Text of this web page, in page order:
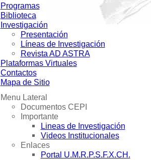
Programas
Biblioteca
Investigación
Presentación
Líneas de Investigación
Revista AD ASTRA
Plataformas Virtuales
Contactos
Mapa de Sitio
Menu Lateral
Documentos CEPI
Importante
Lineas de Investigación
Videos Institucionales
Enlaces
Portal U.M.R.P.S.F.X.CH.